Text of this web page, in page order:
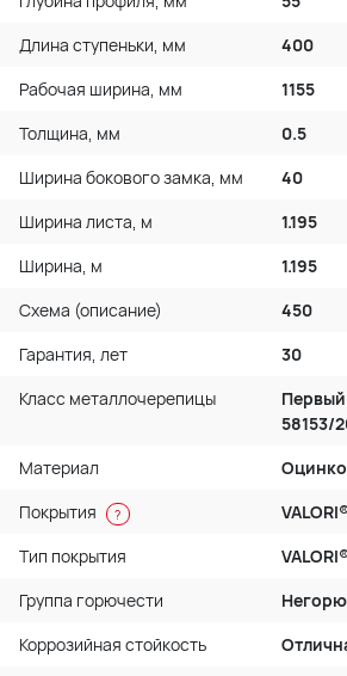
Длина ступеньки, мм
400
Рабочая ширина, мм
1155
Толщина, мм
0.5
Ширина бокового замка, мм
40
Ширина листа, м
1.195
Ширина, м
1.195
Схема (описание)
450
Гарантия, лет
30
Класс металлочерепицы
58153/
Материал
Покрытия
?
Тип покрытия
Группа горючести
Коррозийная стойкость